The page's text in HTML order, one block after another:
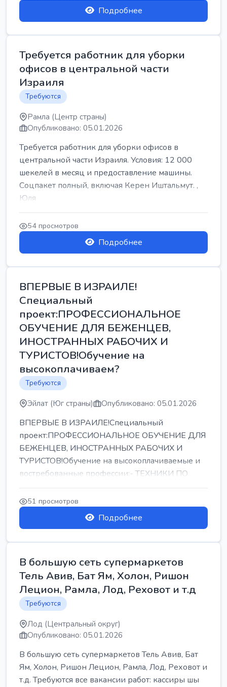
Подробнее
Требуется работник для уборки
офисов в центральной части
Израиля
Требуются
Рамла (Центр страны)
Опубликовано: 05.01.2026
Требуется работник для уборки офисов в
центральной части Израиля. Условия: 12 000
шекелей в месяц и предоставление машины.
Соцпакет полный, включая Керен Иштальмут. ,
Юля
54 просмотров
Подробнее
ВПЕРВЫЕ В ИЗРАИЛЕ!
Специальный
проект:ПРОФЕССИОНАЛЬНОЕ
ОБУЧЕНИЕ ДЛЯ БЕЖЕНЦЕВ,
ИНОСТРАННЫХ РАБОЧИХ И
ТУРИСТОВ!Обучение на
высокоплачиваем?
Требуются
Эйлат (Юг страны) Опубликовано: 05.01.2026
ВПЕРВЫЕ В ИЗРАИЛЕ!Специальный
проект:ПРОФЕССИОНАЛЬНОЕ ОБУЧЕНИЕ ДЛЯ
БЕЖЕНЦЕВ, ИНОСТРАННЫХ РАБОЧИХ И
ТУРИСТОВ!Обучение на высокоплачиваемые и
востребованные профессии:- ТЕХНИКИ ПО
РЕМОНТУ КОНДИЦИОНЕРОВ-...
51 просмотров
Подробнее
В большую сеть супермаркетов
Тель Авив, Бат Ям, Холон, Ришон
Лецион, Рамла, Лод, Реховот и т.д
Требуются
Лод (Центральный округ)
Опубликовано: 05.01.2026
В большую сеть супермаркетов Тель Авив, Бат
Ям, Холон, Ришон Лецион, Рамла, Лод, Реховот и
т.д. Требуются все вакансии работ: кассиры шы